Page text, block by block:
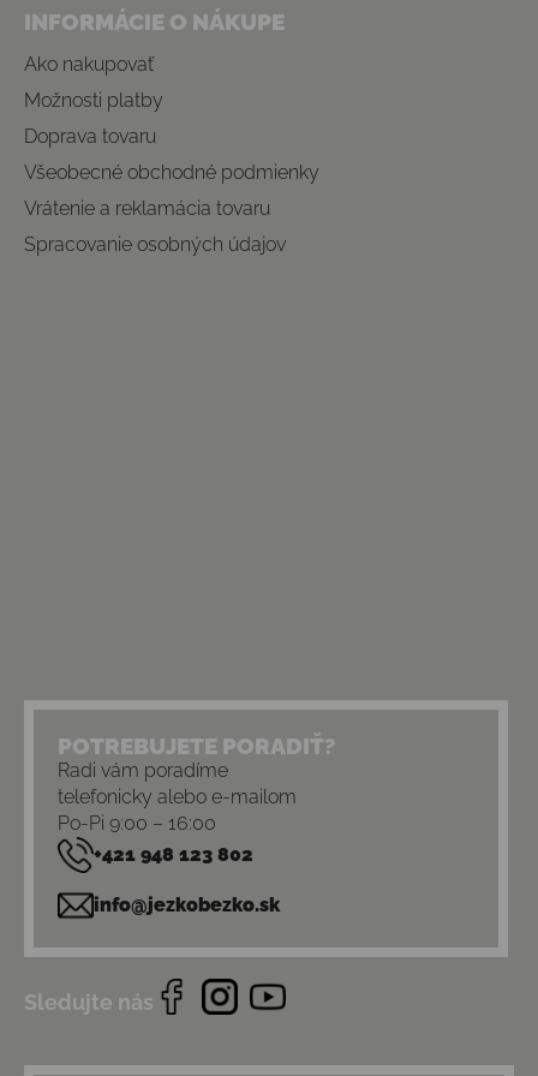
INFORMÁCIE O NÁKUPE
Ako nakupovať
Možnosti platby
Doprava tovaru
Všeobecné obchodné podmienky
Vrátenie a reklamácia tovaru
Spracovanie osobných údajov
POTREBUJETE PORADIŤ?
Radi vám poradíme
telefonicky alebo e-mailom
Po-Pi 9:00 – 16:00
+421 948 123 802
info@jezkobezko.sk
Sledujte nás